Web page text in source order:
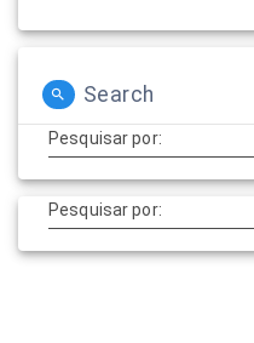
Search
Pesquisar por:
Pesquisar por: